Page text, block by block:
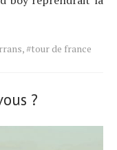
,#tour de france
?